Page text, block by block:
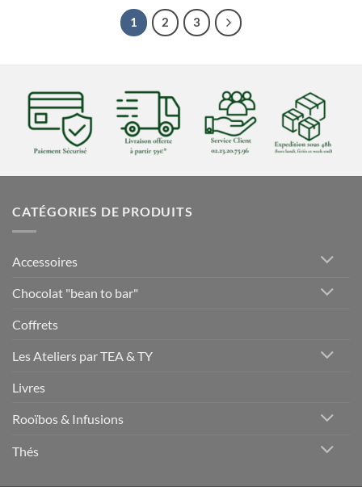
1 2 3
CATÉGORIES DE PRODUITS
Accessoires
Chocolat "bean to bar"
Coffrets
Les Ateliers par TEA & TY
Livres
Rooïbos & Infusions
Thés